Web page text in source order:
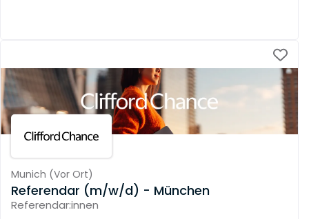
Munich (Vor Ort)
Referendar (m/w/d) - München
Referendar:innen